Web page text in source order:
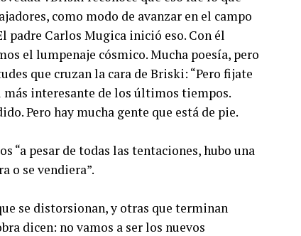
como modo de avanzar en el campo
padre Carlos Mugica inició eso. Con él
el lumpenaje cósmico. Mucha poesía, pero
que cruzan la cara de Briski: “Pero fijate
interesante de los últimos tiempos.
Pero hay mucha gente que está de pie.
“a pesar de todas las tentaciones, hubo una
o se vendiera”.
se distorsionan, y otras que terminan
dicen: no vamos a ser los nuevos